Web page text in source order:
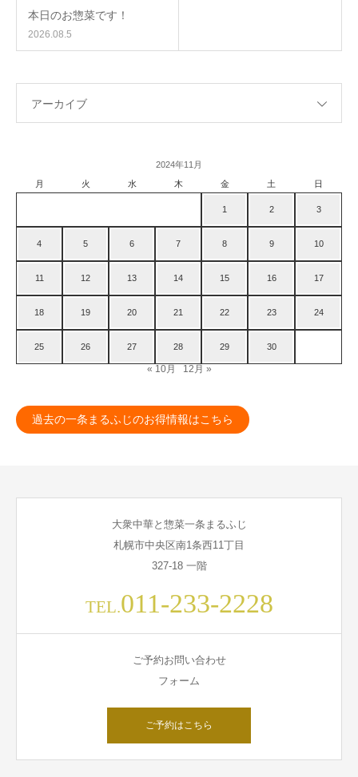
本日のお惣菜です！
2026.08.5
アーカイブ
2024年11月
月
火 水 木 金 土 日
1 2 3
4 5 6 7 8 9 10
11 12 13 14 15 16 17
18 19 20 21 22 23 24
25 26 27 28 29 30
« 10月 12月 »
過去の一条まるふじのお得情報はこちら
大衆中華と惣菜一条まるふじ
札幌市中央区南1条西11丁目
327-18 一階
TEL.011-233-2228
ご予約お問い合わせ
フォーム
ご予約はこちら